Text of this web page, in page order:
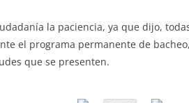
la paciencia, ya que dijo,
el programa permanente de
que se presenten.